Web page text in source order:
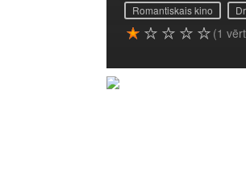
Romantiskais kino
(1